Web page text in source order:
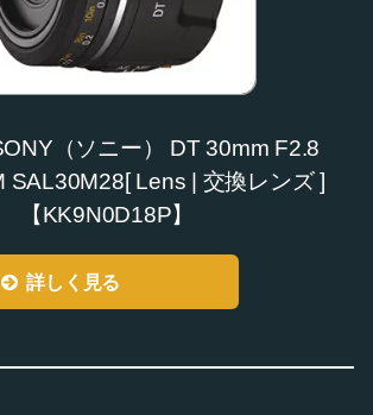
（ソニー） DT 30mm F2.8
SAL30M28[ Lens | 交換レンズ ]
【KK9N0D18P】
詳しく見る